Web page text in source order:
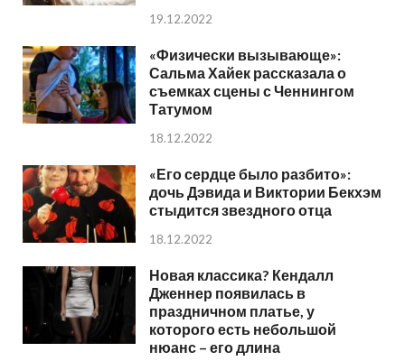
19.12.2022
«Физически вызывающе»:
Сальма Хайек рассказала о
съемках сцены с Ченнингом
Татумом
18.12.2022
«Его сердце было разбито»:
дочь Дэвида и Виктории Бекхэм
стыдится звездного отца
18.12.2022
Новая классика? Кендалл
Дженнер появилась в
праздничном платье, у
которого есть небольшой
нюанс – его длина